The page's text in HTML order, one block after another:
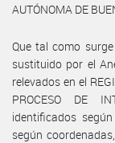
AUTÓNOMA DE
Que tal como
sustituido por el
relevados en el
PROCESO DE
identificados
según